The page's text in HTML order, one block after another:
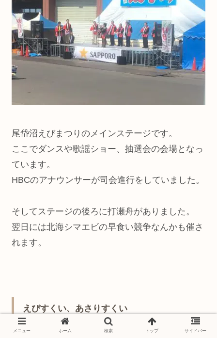
尾岱沼えびまつりのメインステージです。
ここでダンスや歌謡ショー、抽選会の会場となっ
ています。
HBCのアナウンサーが司会進行をしていました。
そしてステージの後ろに打瀬舟がありました。
翌日には北海シマエビの早食い競争なんかも催さ
れます。
えびすくい、あさりすくい
メニュー ホーム 検索 トップ サイドバー